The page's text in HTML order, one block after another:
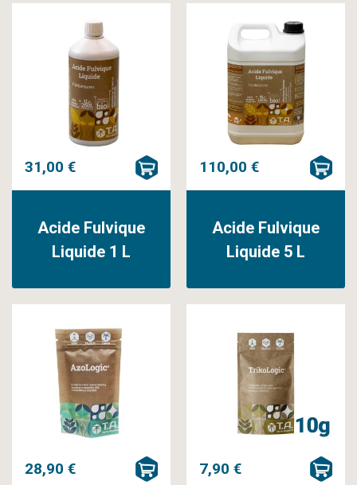
31,00 €
Acide Fulvique
Liquide 1 L
110,00 €
Acide Fulvique
Liquide 5 L
28,90 € 7,90 €